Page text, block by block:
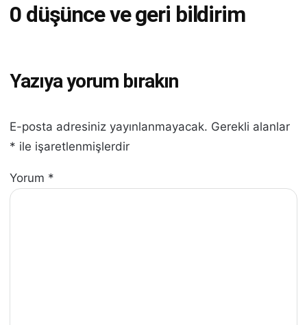
0 düşünce ve geri bildirim
Yazıya yorum bırakın
E-posta adresiniz yayınlanmayacak. Gerekli alanlar
* ile işaretlenmişlerdir
Yorum *